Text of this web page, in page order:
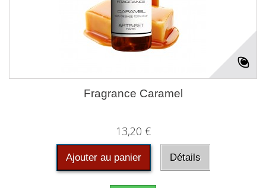
Fragrance Caramel
13,20 €
Ajouter au panier Détails